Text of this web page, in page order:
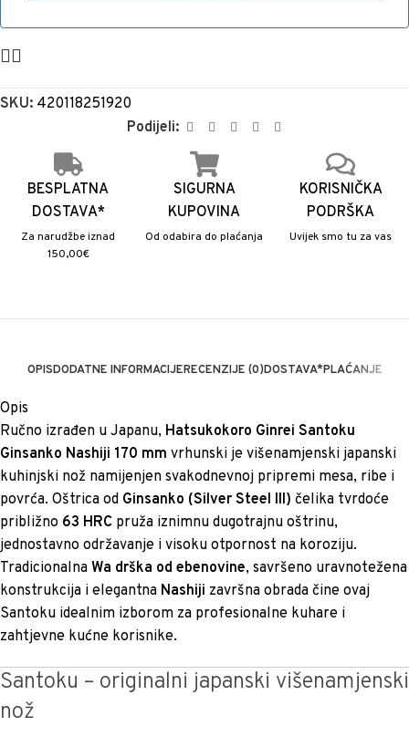
SKU: 420118251920
Podijeli:
BESPLATNA
DOSTAVA*
Za narudžbe iznad
150,00€
SIGURNA
KUPOVINA
Od odabira do plaćanja
KORISNIČKA
PODRŠKA
Uvijek smo tu za vas
OPISDODATNE INFORMACIJERECENZIJE (0)DOSTAVA*PLAĆANJE
Opis
Ručno izrađen u Japanu, Hatsukokoro Ginrei Santoku
Ginsanko Nashiji 170 mm vrhunski je višenamjenski japanski
kuhinjski nož namijenjen svakodnevnoj pripremi mesa, ribe i
povrća. Oštrica od Ginsanko (Silver Steel III) čelika tvrdoće
približno 63 HRC pruža iznimnu dugotrajnu oštrinu,
jednostavno održavanje i visoku otpornost na koroziju.
Tradicionalna Wa drška od ebenovine, savršeno uravnotežena
konstrukcija i elegantna Nashiji završna obrada čine ovaj
Santoku idealnim izborom za profesionalne kuhare i
zahtjevne kućne korisnike.
Santoku – originalni japanski višenamjenski
nož